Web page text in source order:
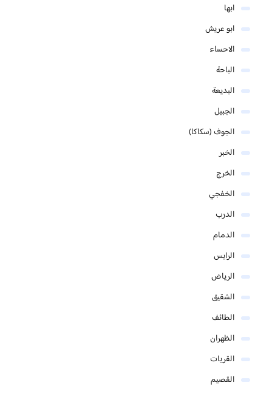
ابها
ابو عريش
الاحساء
الباحة
البديعة
الجبيل
الجوف (سكاكا)
الخبر
الخرج
الخفجي
الدرب
الدمام
الرايس
الرياض
الشقيق
الطائف
الظهران
القريات
القصيم